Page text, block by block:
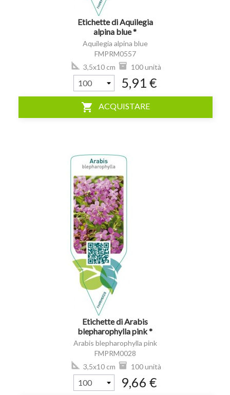
Etichette di Aquilegia
alpina blue *
Aquilegia alpina blue
FMPRM0557
3,5x10 cm
100 unità
5,91 €
shopping_cart ACQUISTARE
Etichette di Arabis
blepharophylla pink *
Arabis blepharophylla pink
FMPRM0028
3,5x10 cm
100 unità
9,66 €